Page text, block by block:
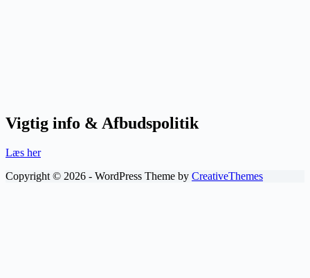
Vigtig info & Afbudspolitik
Læs her
Copyright © 2026 - WordPress Theme by CreativeThemes